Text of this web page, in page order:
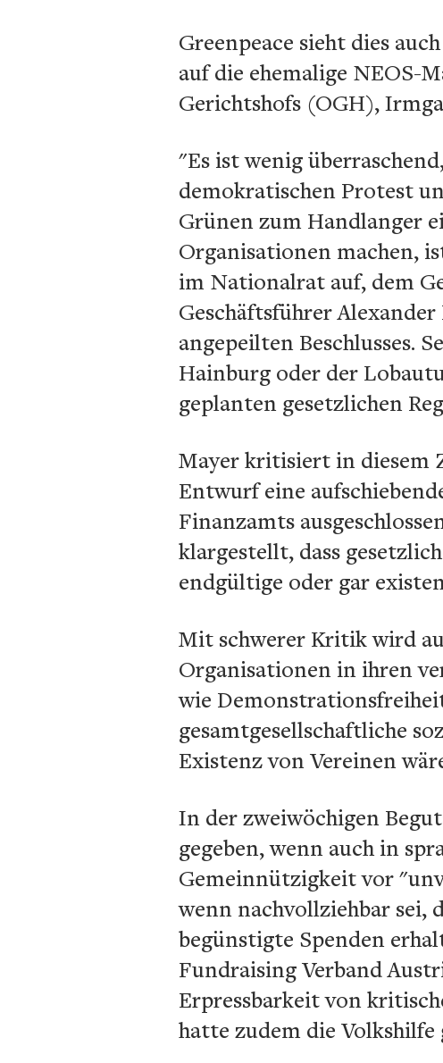
Greenpeace sieht dies
auf die ehemalige NEOS-
Gerichtshofs (OGH),
"Es ist wenig
demokratischen Protest
Grünen zum Handlanger
Organisationen machen,
im Nationalrat auf, dem
Geschäftsführer
angepeilten Beschlusses.
Hainburg oder der
geplanten gesetzlichen
Mayer kritisiert in diesem
Entwurf eine
Finanzamts
klargestellt, dass
endgültige oder gar
Mit schwerer Kritik wird
Organisationen in ihren
wie
gesamtgesellschaftliche
Existenz von Vereinen
In der zweiwöchigen
gegeben, wenn auch in
Gemeinnützigkeit vor
wenn nachvollziehbar sei,
begünstigte Spenden
Fundraising Verband
Erpressbarkeit von
hatte zudem die Volkshilfe